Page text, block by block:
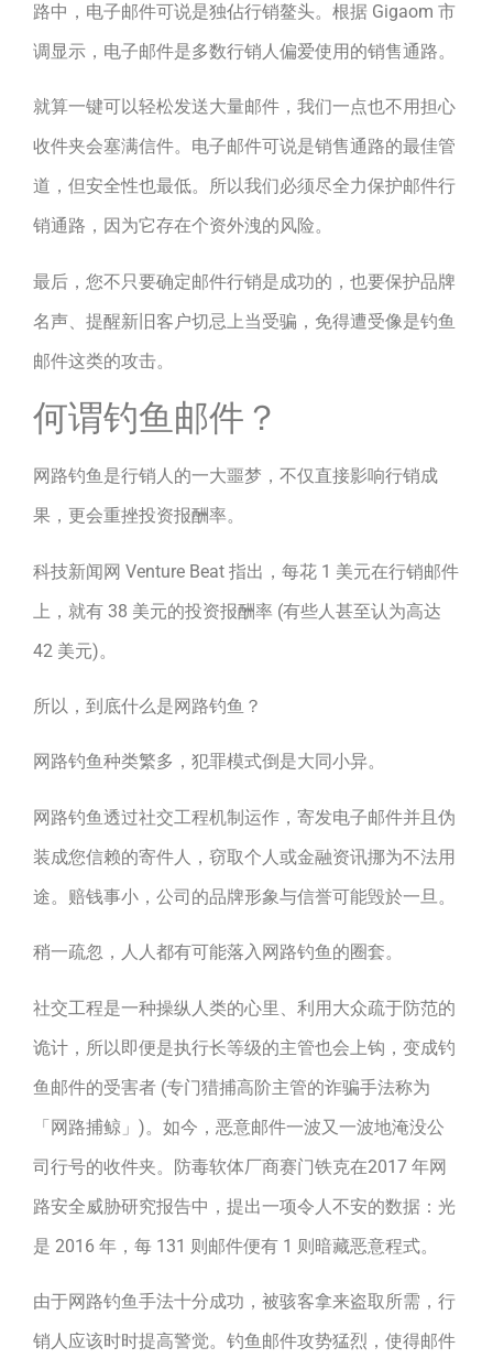
路中，电子邮件可说是独佔行销鳌头。根据 Gigaom 市
调显示，电子邮件是多数行销人偏爱使用的销售通路。
就算一键可以轻松发送大量邮件，我们一点也不用担心
收件夹会塞满信件。电子邮件可说是销售通路的最佳管
道，但安全性也最低。所以我们必须尽全力保护邮件行
销通路，因为它存在个资外洩的风险。
最后，您不只要确定邮件行销是成功的，也要保护品牌
名声、提醒新旧客户切忌上当受骗，免得遭受像是钓鱼
邮件这类的攻击。
何谓钓鱼邮件？
网路钓鱼是行销人的一大噩梦，不仅直接影响行销成
果，更会重挫投资报酬率。
科技新闻网 Venture Beat 指出，每花 1 美元在行销邮件
上，就有 38 美元的投资报酬率 (有些人甚至认为高达
42 美元)。
所以，到底什么是网路钓鱼？
网路钓鱼种类繁多，犯罪模式倒是大同小异。
网路钓鱼透过社交工程机制运作，寄发电子邮件并且伪
装成您信赖的寄件人，窃取个人或金融资讯挪为不法用
途。赔钱事小，公司的品牌形象与信誉可能毁於一旦。
稍一疏忽，人人都有可能落入网路钓鱼的圈套。
社交工程是一种操纵人类的心里、利用大众疏于防范的
诡计，所以即便是执行长等级的主管也会上钩，变成钓
鱼邮件的受害者 (专门猎捕高阶主管的诈骗手法称为
「网路捕鲸」)。如今，恶意邮件一波又一波地淹没公
司行号的收件夹。防毒软体厂商赛门铁克在2017 年网
路安全威胁研究报告中，提出一项令人不安的数据：光
是 2016 年，每 131 则邮件便有 1 则暗藏恶意程式。
由于网路钓鱼手法十分成功，被骇客拿来盗取所需，行
销人应该时时提高警觉。钓鱼邮件攻势猛烈，使得邮件